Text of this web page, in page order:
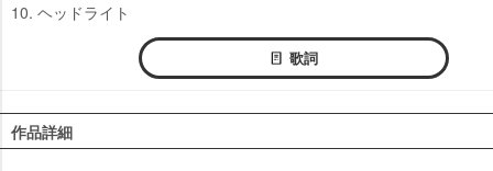
10. ヘッドライト
歌詞
作品詳細